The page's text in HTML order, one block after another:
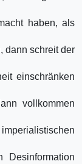
haben, als
dann schreit der
einschränken
vollkommen
Desinformation